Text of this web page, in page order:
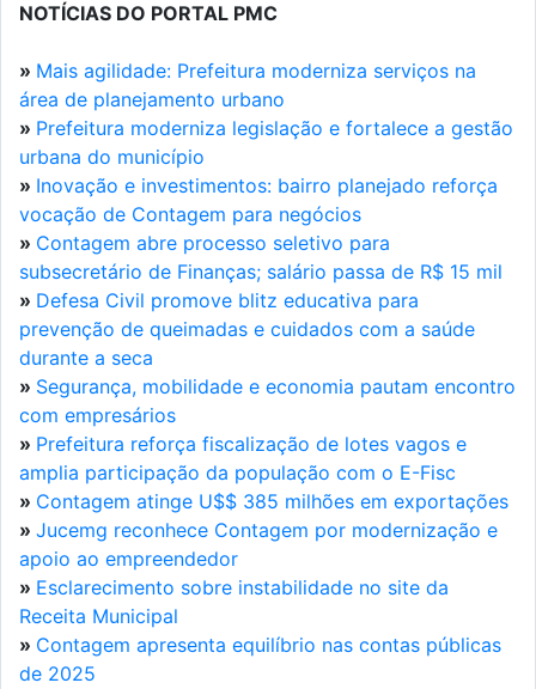
NOTÍCIAS DO PORTAL PMC
» Mais agilidade: Prefeitura moderniza serviços na
área de planejamento urbano
» Prefeitura moderniza legislação e fortalece a gestão
urbana do município
» Inovação e investimentos: bairro planejado reforça
vocação de Contagem para negócios
» Contagem abre processo seletivo para
subsecretário de Finanças; salário passa de R$ 15 mil
» Defesa Civil promove blitz educativa para
prevenção de queimadas e cuidados com a saúde
durante a seca
» Segurança, mobilidade e economia pautam encontro
com empresários
» Prefeitura reforça fiscalização de lotes vagos e
amplia participação da população com o E-Fisc
» Contagem atinge U$$ 385 milhões em exportações
» Jucemg reconhece Contagem por modernização e
apoio ao empreendedor
» Esclarecimento sobre instabilidade no site da
Receita Municipal
» Contagem apresenta equilíbrio nas contas públicas
de 2025